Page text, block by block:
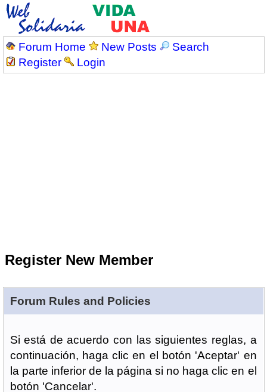
Forum Home New Posts
Search
Register
Login
Register New Member
Forum Rules and Policies
Si está de acuerdo con las siguientes reglas, a
continuación, haga clic en el botón 'Aceptar' en
la parte inferior de la página si no haga clic en el
botón 'Cancelar'.